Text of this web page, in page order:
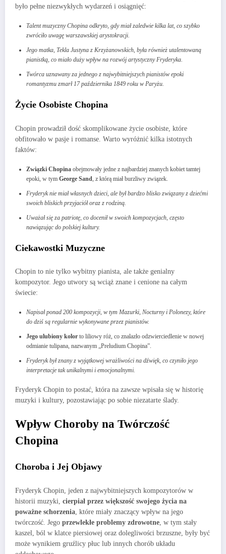
było pełne niezwykłych wydarzeń i osiągnięć:
Talent muzyczny Chopina odkryto, gdy miał zaledwie kilka lat, co szybko
zwróciło uwagę warszawskiej arystokracji.
Jego matka, Tekla Justyna z Krzyżanowskich, była również utalentowaną
pianistką, co miało duży wpływ na rozwój artystyczny Fryderyka.
Twórca uznawany za jednego z najwybitniejszych pianistów epoki
romantyzmu zmarł 17 października 1849 roku w Paryżu.
Życie Osobiste Chopina
Chopin prowadził dość skomplikowane życie osobiste, które
obfitowało w pasje i romanse. Warto wyróżnić kilka istotnych
faktów:
Związki Chopina obejmowały jedne z najbardziej znanych kobiet tamtej
epoki, w tym George Sand , z którą miał burzliwy związek.
Fryderyk nie miał własnych dzieci, ale był bardzo blisko związany z dziećmi
swoich bliskich przyjaciół oraz z rodziną.
Uważał się za patriotę, co docenił w swoich kompozycjach, często
nawiązując do polskiej kultury.
Ciekawostki Muzyczne
Chopin to nie tylko wybitny pianista, ale także genialny
kompozytor. Jego utwory są wciąż znane i cenione na całym
świecie:
Napisał ponad 200 kompozycji, w tym Mazurki, Nocturny i Polonezy, które
do dziś są regularnie wykonywane przez pianistów.
Jego ulubiony kolor to liliowy róż, co znalazło odzwierciedlenie w nowej
odmianie tulipana, nazwanym „Preludium Chopina”.
Fryderyk był znany z wyjątkowej wrażliwości na dźwięk, co czyniło jego
interpretacje tak unikalnymi i emocjonalnymi.
Fryderyk Chopin to postać, która na zawsze wpisała się w historię
muzyki i kultury, pozostawiając po sobie niezatarte ślady.
Wpływ Choroby na Twórczość
Chopina
Choroba i Jej Objawy
Fryderyk Chopin, jeden z najwybitniejszych kompozytorów w
historii muzyki, cierpiał przez większość swojego życia na
poważne schorzenia , które miały znaczący wpływ na jego
twórczość. Jego przewlekłe problemy zdrowotne , w tym stały
kaszel, ból w klatce piersiowej oraz dolegliwości brzuszne, były być
może wynikiem gruźlicy płuc lub innych chorób układu